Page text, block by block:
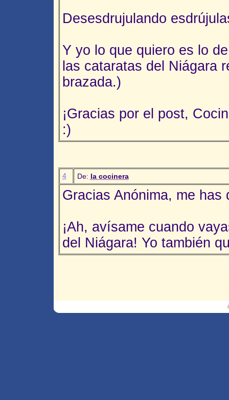
Desesdrujulando
Y yo lo que quiero es lo
las cataratas del Niágara
brazada.)
¡Gracias por el post,
:)
4 De: la cocinera
Gracias Anónima, me has
¡Ah, avísame cuando
del Niágara! Yo también